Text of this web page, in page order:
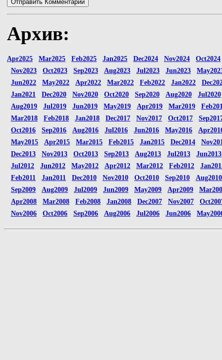
Архив:
Apr2025 Mar2025 Feb2025 Jan2025 Dec2024 Nov2024
Oct2024
Nov2023
Oct2023 Sep2023 Aug2023 Jul2023 Jun2023
Jun2022
May2022 Apr2022 Mar2022 Feb2022 Jan2022
Jan2021
Dec2020 Nov2020 Oct2020 Sep2020 Aug2020
Jul2020
Aug2019
Jul2019 Jun2019 May2019 Apr2019 Mar2019
Mar2018
Feb2018 Jan2018 Dec2017 Nov2017 Oct2017
Oct2016
Sep2016 Aug2016 Jul2016 Jun2016 May2016
May2015
Apr2015 Mar2015 Feb2015 Jan2015 Dec2014
Dec2013
Nov2013 Oct2013 Sep2013 Aug2013 Jul2013
Jun2013
Jul2012
Jun2012 May2012 Apr2012 Mar2012 Feb2012
Feb2011
Jan2011 Dec2010 Nov2010 Oct2010 Sep2010
Aug2010
Sep2009
Aug2009 Jul2009 Jun2009 May2009 Apr2009
Apr2008
Mar2008 Feb2008 Jan2008 Dec2007 Nov2007
Nov2006
Oct2006 Sep2006 Aug2006 Jul2006 Jun2006